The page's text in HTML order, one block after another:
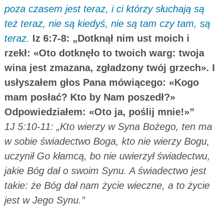
poza czasem jest teraz, i ci którzy słuchają są
też teraz, nie są kiedyś, nie są tam czy tam, są
teraz. Iz 6:7-8: „Dotknął nim ust moich i
rzekł: «Oto dotknęło to twoich warg: twoja
wina jest zmazana, zgładzony twój grzech». I
usłyszałem głos Pana mówiącego: «Kogo
mam posłać? Kto by Nam poszedł?»
Odpowiedziałem: «Oto ja, poślij mnie!»”
1J 5:10-11: „Kto wierzy w Syna Bożego, ten ma
w sobie świadectwo Boga, kto nie wierzy Bogu,
uczynił Go kłamcą, bo nie uwierzył świadectwu,
jakie Bóg dał o swoim Synu. A świadectwo jest
takie: że Bóg dał nam życie wieczne, a to życie
jest w Jego Synu.”